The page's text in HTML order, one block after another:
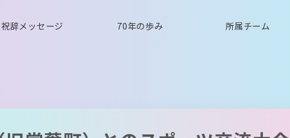
祝辞メッセージ 70年の歩み 所属チーム